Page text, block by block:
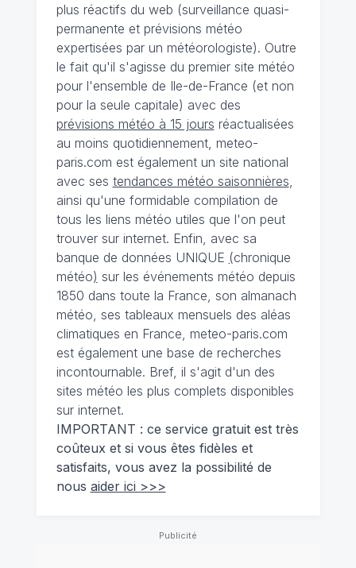
plus réactifs du web (surveillance quasi-
permanente et prévisions météo
expertisées par un météorologiste). Outre
le fait qu'il s'agisse du premier site météo
pour l'ensemble de Ile-de-France (et non
pour la seule capitale) avec des
prévisions météo à 15 jours réactualisées
au moins quotidiennement, meteo-
paris.com est également un site national
avec ses tendances météo saisonnières
ainsi qu'une formidable compilation de
tous les liens météo utiles que l'on peut
trouver sur internet. Enfin, avec sa
banque de données UNIQUE (chronique
météo) sur les événements météo depuis
1850 dans toute la France, son almanach
météo, ses tableaux mensuels des aléas
climatiques en France, meteo-paris.com
est également une base de recherches
incontournable. Bref, il s'agit d'un des
sites météo les plus complets disponibles
sur internet.
IMPORTANT : ce service gratuit est très
coûteux et si vous êtes fidèles et
satisfaits, vous avez la possibilité de
nous aider ici >>>